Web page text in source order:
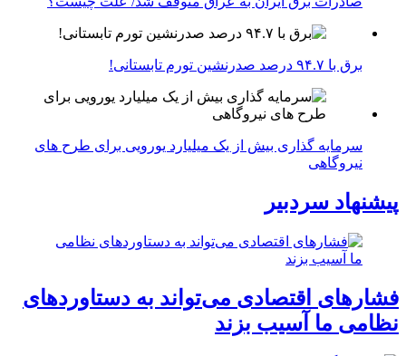
برق با ۹۴.۷ درصد صدرنشین تورم تابستانی!
سرمایه گذاری بیش از یک میلیارد یورویی برای طرح های
نیروگاهی
پیشنهاد سردبیر
فشارهای اقتصادی می‌تواند به دستاوردهای
نظامی ما آسیب بزند